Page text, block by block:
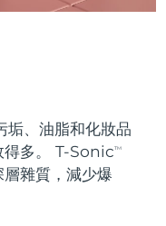
垢、油脂和化妝品
得多。 T-SonicTM
雜質，減少爆
計送達日期09/08/2026
計送達日期
計送達日期13/08/2026